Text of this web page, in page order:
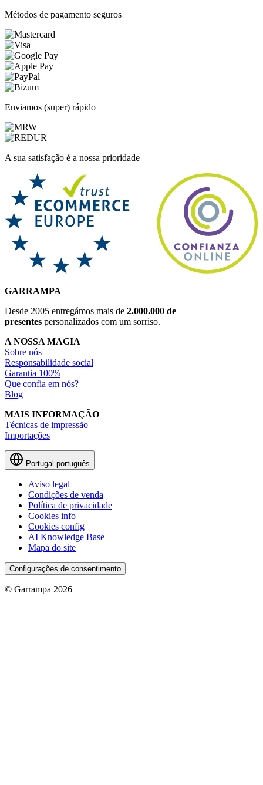
Métodos de pagamento seguros
Enviamos (super) rápido
A sua satisfação é a nossa prioridade
GARRAMPA
Desde 2005 entregámos mais de 2.000.000 de
presentes personalizados com um sorriso.
A NOSSA MAGIA
Sobre nós
Responsabilidade social
Garantia 100%
Que confia em nós?
Blog
MAIS INFORMAÇÃO
Técnicas de impressão
Importações
Portugal português
Aviso legal
Condições de venda
Política de privacidade
Cookies info
Cookies config
AI Knowledge Base
Mapa do site
Configurações de consentimento
© Garrampa 2026